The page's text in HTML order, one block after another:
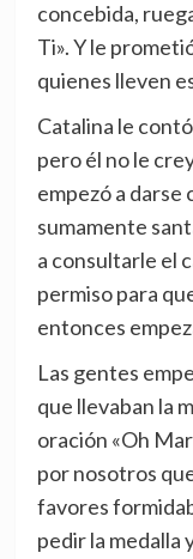
concebida,
Ti». Y le
quienes lleven
Catalina le
pero él no le
empezó a darse
sumamente
a consultarle el
permiso para
entonces
Las gentes
que llevaban la
oración «Oh
por nosotros
favores
pedir la medalla